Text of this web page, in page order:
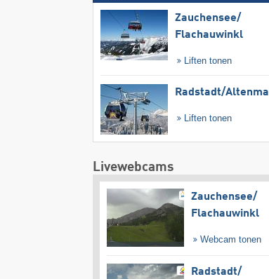
Zauchensee/​
Flachauwinkl
Liften tonen
Radstadt/​
Liften tonen
Livewebcams
Zauchensee/​
Flachauwinkl
Webcam tonen
Radstadt/​